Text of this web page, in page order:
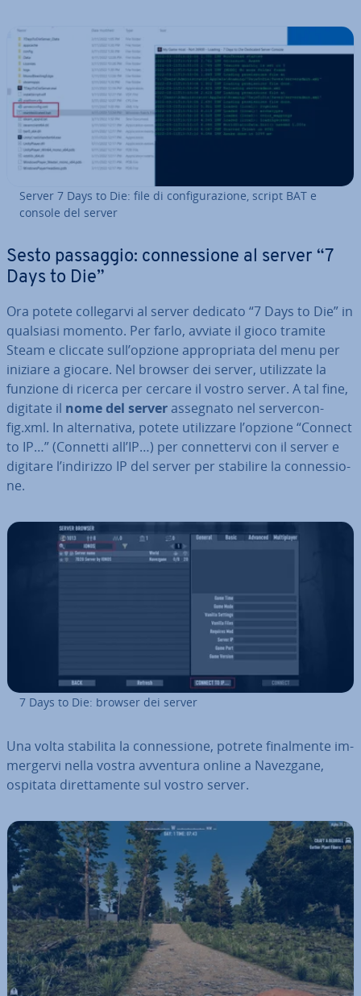
Server 7 Days to Die: file di con­fi­gu­ra­zio­ne, script BAT e
console del server
Sesto passaggio: con­nes­sio­ne al server “7
Days to Die”
Ora potete col­le­gar­vi al server dedicato “7 Days to Die” in
qualsiasi momento. Per farlo, avviate il gioco tramite
Steam e cliccate sull’opzione ap­pro­pria­ta del menu per
iniziare a giocare. Nel browser dei server, uti­liz­za­te la
funzione di ricerca per cercare il vostro server. A tal fine,
digitate il nome del serverassegnato nel ser­ver­con­
fig.xml. In al­ter­na­ti­va, potete uti­liz­za­re l’opzione “Connect
to IP…” (Connetti all’IP…) per con­net­ter­vi con il server e
digitare l’indirizzo IP del server per stabilire la con­nes­sio­
ne.
7 Days to Die: browser dei server
Una volta stabilita la con­nes­sio­ne, potrete fi­nal­men­te im­
mer­ger­vi nella vostra avventura online a Navezgane,
ospitata di­ret­ta­men­te sul vostro server.